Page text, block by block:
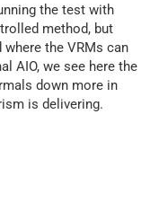
the test with
method, but
the VRMs can
AIO, we see here the
down more in
is delivering.